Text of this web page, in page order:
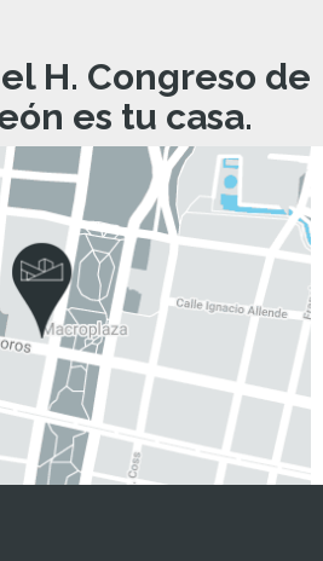
H. Congreso de
es tu casa.